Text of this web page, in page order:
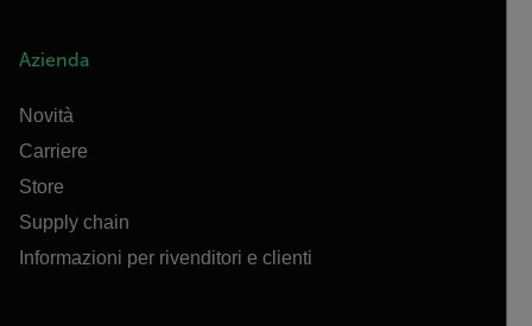
Azienda
Novità
Carriere
Store
Supply chain
Informazioni per rivenditori e clienti